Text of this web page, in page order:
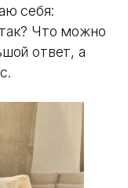
себя:
Что можно
ответ, а